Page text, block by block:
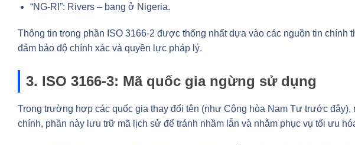
“NG-RI”: Rivers – bang ở Nigeria.
Thông tin trong phần ISO 3166-2 được thống nhất dựa vào các nguồn tin chính
đảm bảo độ chính xác và quyền lực pháp lý.
3. ISO 3166-3: Mã quốc gia ngừng sử dụng
Trong trường hợp các quốc gia thay đổi tên (như Cộng hòa Nam Tư trước
chính, phần này lưu trữ mã lịch sử để tránh nhầm lẫn và nhằm phục vụ tối ưu